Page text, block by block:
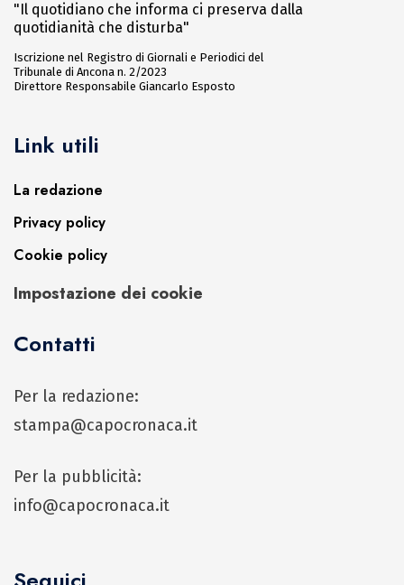
"Il quotidiano che informa ci preserva dalla
quotidianità che disturba"
Iscrizione nel Registro di Giornali e Periodici del
Tribunale di Ancona n. 2/2023
Direttore Responsabile Giancarlo Esposto
Link utili
La redazione
Privacy policy
Cookie policy
Impostazione dei cookie
Contatti
Per la redazione:
stampa@capocronaca.it
Per la pubblicità:
info@capocronaca.it